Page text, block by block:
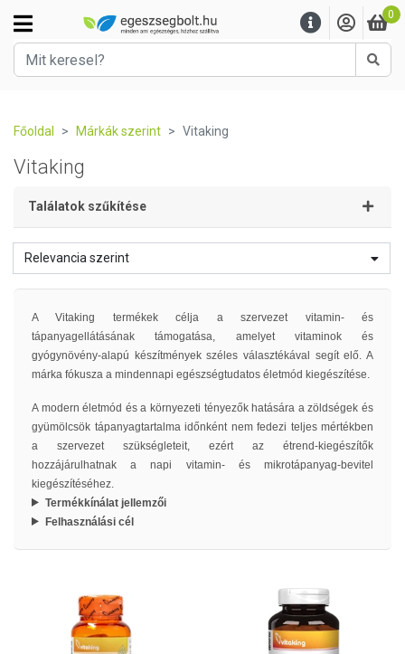
0
Főoldal Márkák szerint Vitaking
Vitaking
Találatok szűkítése
Relevancia szerint
A Vitaking termékek célja a szervezet vitamin- és
tápanyagellátásának támogatása, amelyet vitaminok és
gyógynövény-alapú készítmények széles választékával segít elő. A
márka fókusza a mindennapi egészségtudatos életmód kiegészítése.
A modern életmód és a környezeti tényezők hatására a zöldségek és
gyümölcsök tápanyagtartalma időnként nem fedezi teljes mértékben
a szervezet szükségleteit, ezért az étrend-kiegészítők
hozzájárulhatnak a napi vitamin- és mikrotápanyag-bevitel
kiegészítéséhez.
Termékkínálat jellemzői
Felhasználási cél